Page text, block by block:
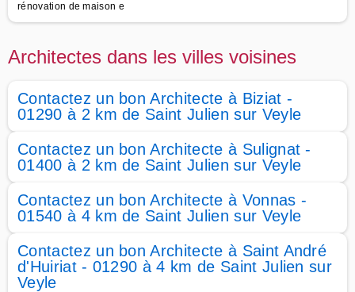
rénovation de maison e
Architectes dans les villes voisines
Contactez un bon Architecte à Biziat -
01290 à 2 km de Saint Julien sur Veyle
Contactez un bon Architecte à Sulignat -
01400 à 2 km de Saint Julien sur Veyle
Contactez un bon Architecte à Vonnas -
01540 à 4 km de Saint Julien sur Veyle
Contactez un bon Architecte à Saint André
d'Huiriat - 01290 à 4 km de Saint Julien sur
Veyle